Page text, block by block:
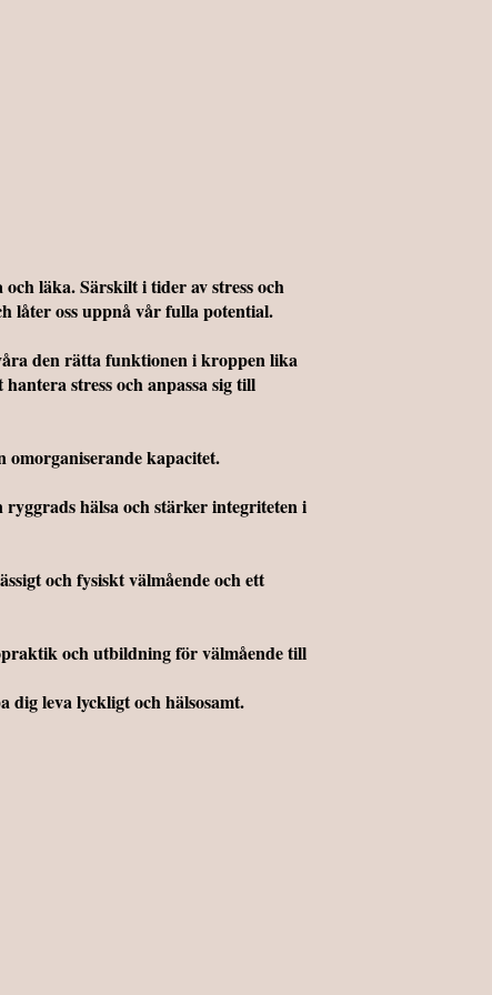
läka. Särskilt i tider av stress och
låter oss uppnå vår fulla potential.
den rätta funktionen i kroppen lika
stress och anpassa sig till
kapacitet.
hälsa och stärker integriteten i
och fysiskt välmående och ett
och utbildning för välmående till
dig leva lyckligt och hälsosamt.